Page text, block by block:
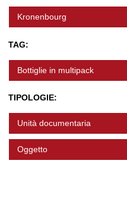
Kronenbourg
TAG:
Bottiglie in multipack
TIPOLOGIE:
Unità documentaria
Oggetto